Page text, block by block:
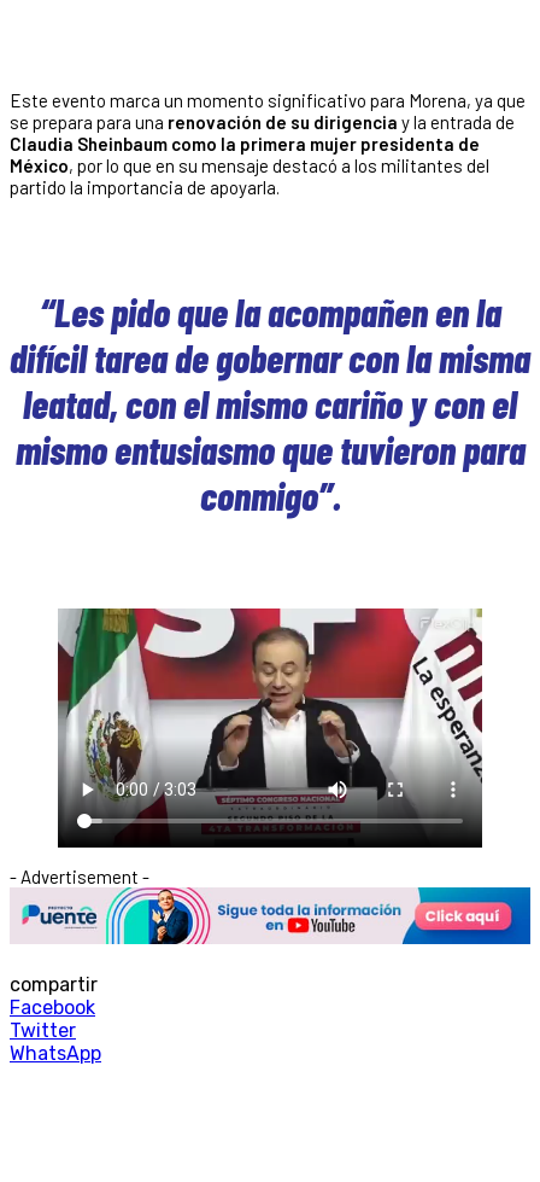
Este evento marca un momento significativo para Morena, ya que
se prepara para una renovación de su dirigencia y la entrada de
Claudia Sheinbaum como la primera mujer presidenta de
México, por lo que en su mensaje destacó a los militantes del
partido la importancia de apoyarla.
“Les pido que la acompañen en la
difícil tarea de gobernar con la misma
leatad, con el mismo cariño y con el
mismo entusiasmo que tuvieron para
conmigo”.
- Advertisement -
compartir
Facebook
Twitter
WhatsApp